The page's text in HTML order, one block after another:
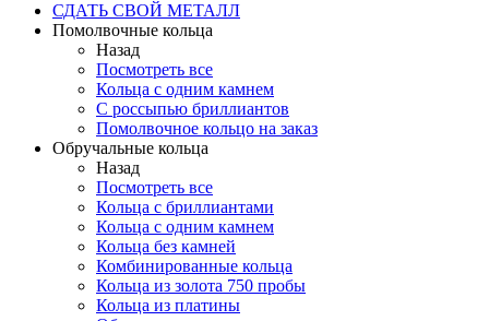
СДАТЬ СВОЙ МЕТАЛЛ
Помолвочные кольца
Назад
Посмотреть все
Кольца с одним камнем
С россыпью бриллиантов
Помолвочное кольцо на заказ
Обручальные кольца
Назад
Посмотреть все
Кольца с бриллиантами
Кольца с одним камнем
Кольца без камней
Комбинированные кольца
Кольца из золота 750 пробы
Кольца из платины